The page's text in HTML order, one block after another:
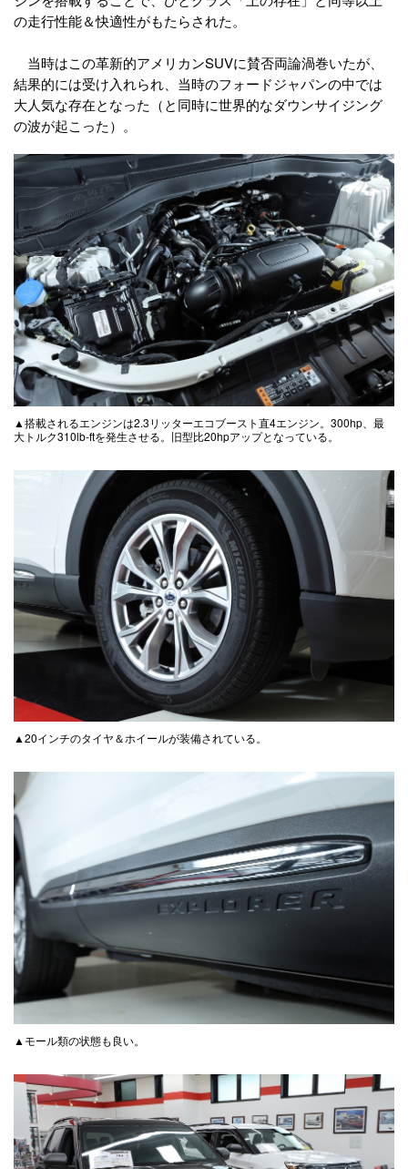
の走行性能＆快適性がもたらされた。
当時はこの革新的アメリカンSUVに賛否両論渦巻いたが、
結果的には受け入れられ、当時のフォードジャパンの中では
大人気な存在となった（と同時に世界的なダウンサイジング
の波が起こった）。
▲搭載されるエンジンは2.3リッターエコブースト直4エンジン。300hp、最
大トルク310lb-ftを発生させる。旧型比20hpアップとなっている。
▲20インチのタイヤ＆ホイールが装備されている。
▲モール類の状態も良い。